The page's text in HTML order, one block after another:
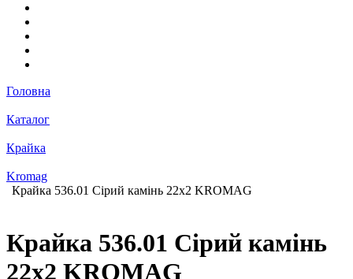
Головна
Каталог
Крайка
Kromag
Крайка 536.01 Сірий камінь 22х2 KROMAG
Крайка 536.01 Сірий камінь
22х2 KROMAG